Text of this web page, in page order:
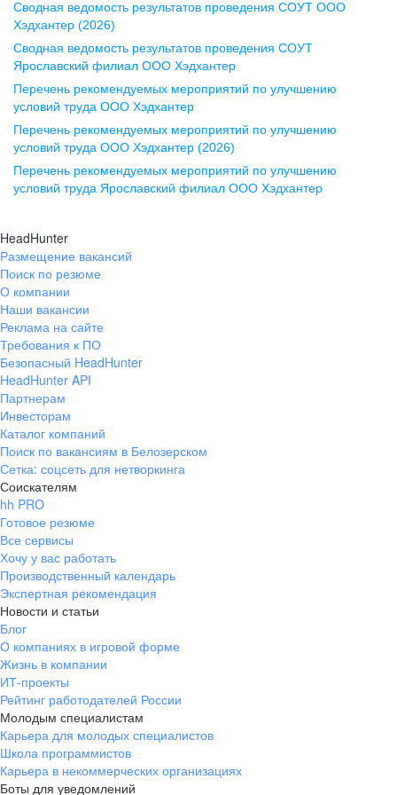
ул. Комиссаржевской, д. 10,
офис 1212
+7 473 280-05-05
pr@vrn.hh.ru
ул. Спартаковская, д. 2А, этаж 3,
помещение 15
+7 843 212-12-50
Екатеринбург
ул. Боевых Дружин, стр. 20,
+7 343 226-79-99
pr@ural.hh.ru
ул. Янковского, д. 169, 7 этаж,
706 каб.
+7 861 205-55-57
pr@krd.hh.ru
Владивосток
пер. Ланинский д. 4, офис 3.4
+7 423 202-33-28
pr@dv.hh.ru
Новосибирск
ул. Большевистская, д. 35,
помещение 21
+7 383 207-94-64
pr@nsk.hh.ru
Минск
Сводная ведомость результатов проведения СОУТ ООО
Хэдхантер (2026)
Сводная ведомость результатов проведения СОУТ
Ярославский филиал ООО Хэдхантер
Перечень рекомендуемых мероприятий по улучшению
условий труда ООО Хэдхантер
Перечень рекомендуемых мероприятий по улучшению
условий труда ООО Хэдхантер (2026)
Перечень рекомендуемых мероприятий по улучшению
условий труда Ярославский филиал ООО Хэдхантер
HeadHunter
Размещение вакансий
Поиск по резюме
О компании
Наши вакансии
Реклама на сайте
Требования к ПО
Безопасный HeadHunter
HeadHunter API
Партнерам
Инвесторам
Каталог компаний
Поиск по вакансиям в Белозерском
Сетка: соцсеть для нетворкинга
Соискателям
hh PRO
Готовое резюме
Все сервисы
Хочу у вас работать
Производственный календарь
Экспертная рекомендация
Новости и статьи
Блог
О компаниях в игровой форме
Жизнь в компании
ИТ-проекты
Рейтинг работодателей России
Молодым специалистам
Карьера для молодых специалистов
Школа программистов
Карьера в некоммерческих организациях
Боты для уведомлений